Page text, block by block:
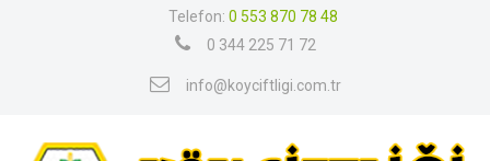
Telefon: 0 553 870 78 48
0 344 225 71 72
info@koyciftligi.com.tr